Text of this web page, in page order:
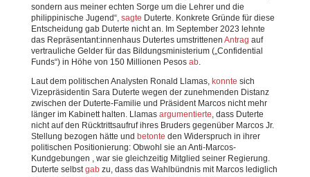
sondern aus meiner echten Sorge um die Lehrer und die
philippinische Jugend“, sagte Duterte. Konkrete Gründe für diese
Entscheidung gab Duterte nicht an. Im September 2023 lehnte
das Repräsentant:innenhaus Dutertes umstrittenen Antrag auf
vertrauliche Gelder für das Bildungsministerium („Confidential
Funds“) in Höhe von 150 Millionen Pesos ab.
Laut dem politischen Analysten Ronald Llamas, konnte sich
Vizepräsidentin Sara Duterte wegen der zunehmenden Distanz
zwischen der Duterte-Familie und Präsident Marcos nicht mehr
länger im Kabinett halten. Llamas argumentierte, dass Duterte
nicht auf den Rücktrittsaufruf ihres Bruders gegenüber Marcos Jr.
Stellung bezogen hätte und betonte den Widerspruch in ihrer
politischen Positionierung: Obwohl sie an Anti-Marcos-
Kundgebungen , war sie gleichzeitig Mitglied seiner Regierung.
Duterte selbstgabzu, dass das Wahlbündnis mit Marcos lediglich